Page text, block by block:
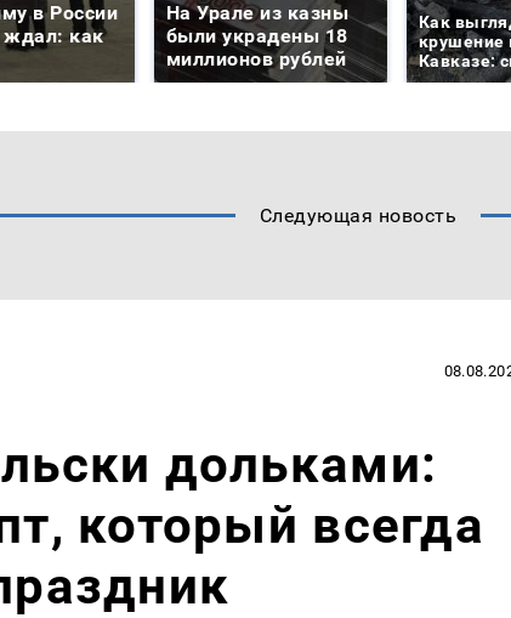
в России
ждал: как
На Урале из казны
были украдены 18
миллионов рублей
Как
крушение
Кавказе:
Следующая новость
дольками:
который всегда